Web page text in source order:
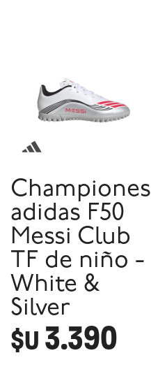
Championes
adidas F50
Messi Club
TF de niño -
White &
Silver
$U 3.390